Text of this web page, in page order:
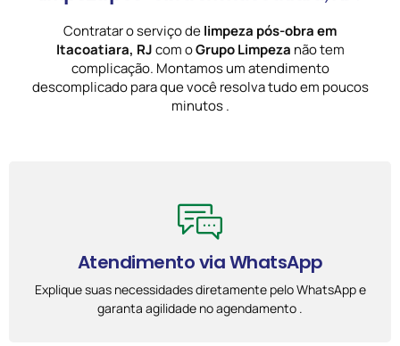
Contratar o serviço delimpeza pós-obra em
Itacoatiara, RJcom oGrupo Limpeza não tem
complicação. Montamos um atendimento
descomplicado para que você resolva tudo em poucos
minutos .
Atendimento via WhatsApp
Explique suas necessidades diretamente pelo WhatsApp e
garanta agilidade no agendamento .